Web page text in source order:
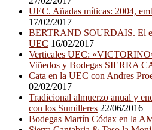
UEC. Añadas míticas: 2004,
17/02/2017
BERTRAND SOURDAIS. El
UEC 16/02/2017
Verticales UEC:
Viñedos y Bodegas SIERRA
Cata en la UEC con Andres
02/02/2017
Tradicional almuerzo anual y
con los Sumilleres 22/06/2016
Bodegas Martín Códax en la